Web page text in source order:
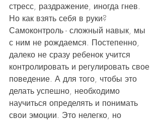
стресс, раздражение, иногда гнев.
Но как взять себя в руки?
Самоконтроль - сложный навык, мы
с ним не рождаемся. Постепенно,
далеко не сразу ребенок учится
контролировать и регулировать свое
поведение. А для того, чтобы это
делать успешно, необходимо
научиться определять и понимать
свои эмоции. Это нелегко, но